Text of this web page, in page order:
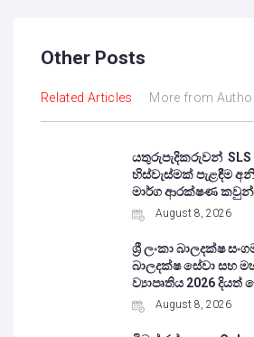
Other Posts
Related Articles More from
යතුරුපැදිකරුවන්
හිස්වැස්මක් පැළඳීම
මාර්ග ආරක්ෂණ
August 8, 2026
ශ්‍රී ලංකා බාලදක්ෂ
බාලදක්ෂ සේවා සහ
ව්‍යාපෘතිය 2026 දියත්
August 8, 2026